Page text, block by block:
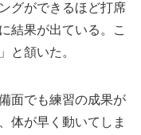
グができるほど打席
結果が出ている。こ
と頷いた。
面でも練習の成果が
体が早く動いてしま